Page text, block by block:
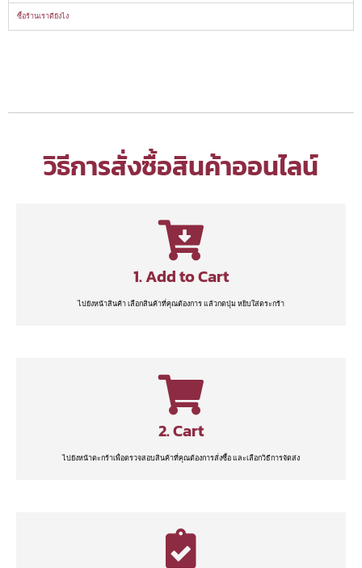
ซื้อร้านเราดียังไง
วิธีการสั่งซื้อสินค้าออนไลน์
1. Add to Cart
ไปยังหน้าสินค้า เลือกสินค้าที่คุณต้องการ แล้วกดปุ่ม หยิบใส่ตระกร้า
2. Cart
ไปยังหน้าตะกร้าเพื่อตรวจสอบสินค้าที่คุณต้องการสั่งซื้อ และเลือกวิธีการจัดส่ง